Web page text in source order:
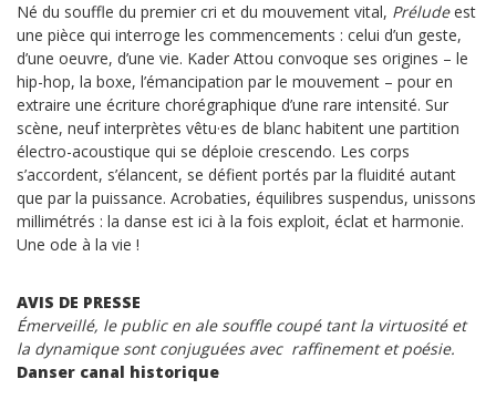
Né du souffle du premier cri et du mouvement vital, Préludeest
une pièce qui interroge les commencements : celui d’un geste,
d’une oeuvre, d’une vie. Kader Attou convoque ses origines – le
hip-hop, la boxe, l’émancipation par le mouvement – pour en
extraire une écriture chorégraphique d’une rare intensité. Sur
scène, neuf interprètes vêtu·es de blanc habitent une partition
électro-acoustique qui se déploie crescendo. Les corps
s’accordent, s’élancent, se défient portés par la fluidité autant
que par la puissance. Acrobaties, équilibres suspendus, unissons
millimétrés : la danse est ici à la fois exploit, éclat et harmonie.
Une ode à la vie !
AVIS DE PRESSE
Émerveillé, le public en ale souffle coupé tant la virtuosité et
la dynamique sont conjuguées avec raffinement et poésie.
Danser canal historique